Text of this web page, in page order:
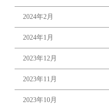
2024年2月
2024年1月
2023年12月
2023年11月
2023年10月